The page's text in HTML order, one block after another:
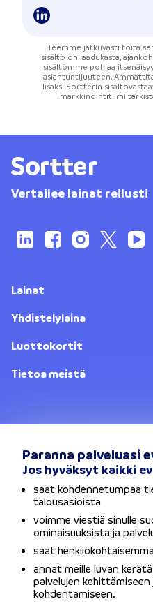
Paranna palveluasi
Jos hyväksyt kaikki
saat kohdennetumpaa
talousasioista
voimme viestiä sinulle
ominaisuuksista ja
saat
annat meille luvan
palvelujen
kohdentamiseen.
Teemme jatkuvasti töitä
sisältö on laadukasta,
sisältömme pohjaa
asiantuntijuuteen.
lisäksi Sortterin
markkinointitiimi
Vertailee lainat reilusti
Lainat
Yhdistelylaina
Luottokortit
Tietoa meistä
Vaihda sijaintia
Käyttöehdot
Evästeet